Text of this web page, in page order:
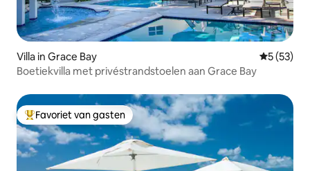
Villa in Grace Bay
5 (53)
Boetiekvilla met privéstrandstoelen aan Grace Bay
Topfavoriet van gasten
Favoriet van gasten